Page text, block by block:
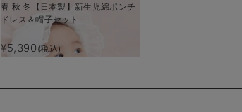
春 秋 冬【日本製】新生児綿ポンチ
ドレス＆帽子セット
¥5,390 (税込)